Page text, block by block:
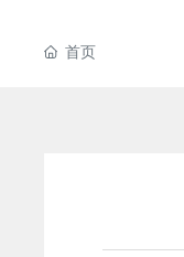
首页